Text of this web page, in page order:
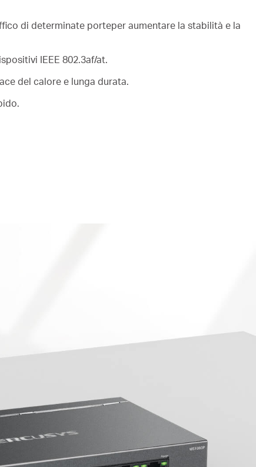
di determinate porteper aumentare la stabilità e la
IEEE 802.3af/at.
del calore e lunga durata.